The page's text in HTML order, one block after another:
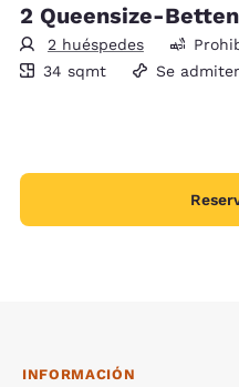
2 Queensize-Betten
2 huéspedes
34 metros cuadrados
34 sqmt
Se
INFORMACIÓN